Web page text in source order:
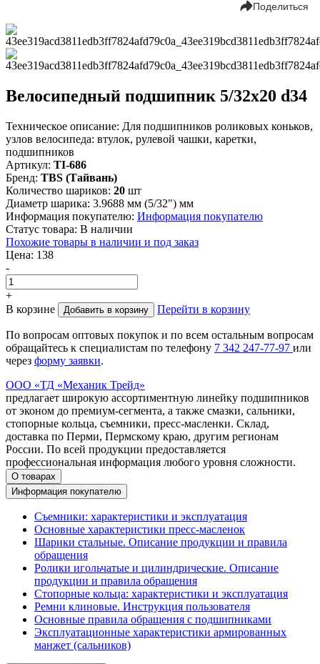
Поделиться
Велосипедный подшипник 5/32х20 d34
Техническое описание: Для подшипников роликовых коньков,
узлов велосипеда: втулок, рулевой чашки, каретки,
подшипников
Артикул: TI-686
Бренд: TBS (Тайвань)
Количество шариков: 20 шт
Диаметр шарика: 3.9688 мм (5/32") мм
Информация покупателю: Информация покупателю
Статус товара: В наличии
Похожие товары в наличии и под заказ
Цена: 138
-
+
В корзине
Добавить в корзину Перейти в корзину
По вопросам оптовых покупок и по всем остальным вопросам
обращайтесь к специалистам по телефону 7 342 247-77-97 или
через форму заявки.
ООО «ТД «Механик Трейд»
предлагает широкую ассортиментную линейку подшипников
от эконом до премиум-сегмента, а также смазки, сальники,
стопорные кольца, съемники, пресс-масленки. Склад,
доставка по Перми, Пермскому краю, другим регионам
России. По всей продукции предоставляется
профессиональная информация любого уровня сложности.
О товарах
Информация покупателю
Съемники: характеристики и эксплуатация
Основные характеристики пресс‑масленок
Шарики стальные. Описание продукции и правила
обращения
Ролики игольчатые и цилиндрические. Описание
продукции и правила обращения
Стопорные кольца: характеристики и эксплуатация
Ремни клиновые. Инструкция пользователя
Основные правила обращения с подшипниками
Эксплуатационные характеристики армированных
манжет (сальников)